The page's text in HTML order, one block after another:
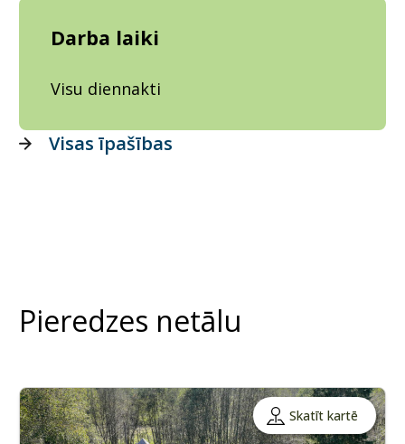
Darba laiki
Visu diennakti
Visas īpašības
Pieredzes netālu
Skatīt kartē